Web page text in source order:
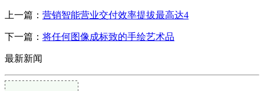
上一篇： 营销智能营业交付效率提拔最高达4
下一篇： 将任何图像成标致的手绘艺术品
最新新闻